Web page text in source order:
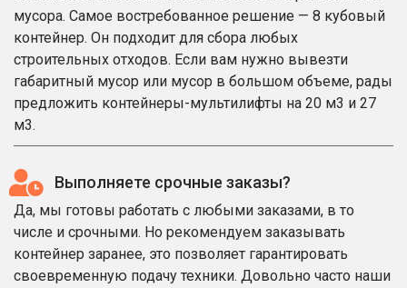
мусора. Самое востребованное решение — 8 кубовый
контейнер. Он подходит для сбора любых
строительных отходов. Если вам нужно вывезти
габаритный мусор или мусор в большом объеме, рады
предложить контейнеры-мультилифты на 20 м3 и 27
м3.
Выполняете срочные заказы?
Да, мы готовы работать с любыми заказами, в то
числе и срочными. Но рекомендуем заказывать
контейнер заранее, это позволяет гарантировать
своевременную подачу техники. Довольно часто наши